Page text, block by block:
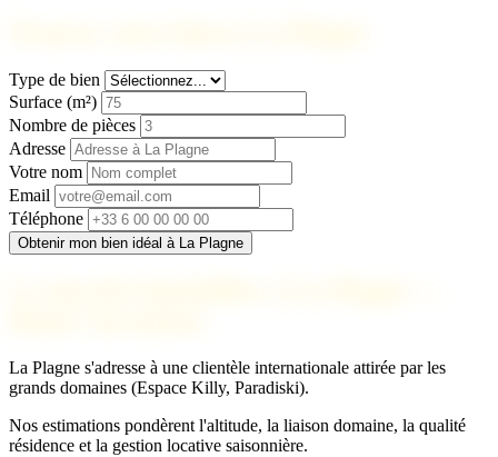
Type de bien
Surface (m²)
Nombre de pièces
Adresse
Votre nom
Email
Téléphone
Obtenir mon bien idéal à La Plagne
La Plagne s'adresse à une clientèle internationale attirée par les
grands domaines (Espace Killy, Paradiski).
Nos estimations pondèrent l'altitude, la liaison domaine, la qualité
résidence et la gestion locative saisonnière.